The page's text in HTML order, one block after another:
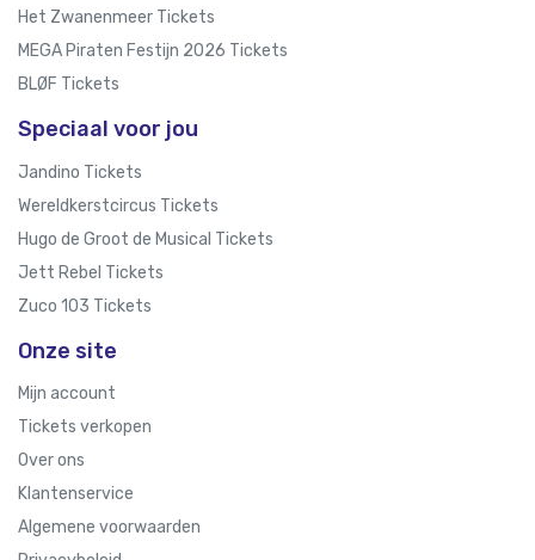
Het Zwanenmeer Tickets
MEGA Piraten Festijn 2026 Tickets
BLØF Tickets
Speciaal voor jou
Jandino Tickets
Wereldkerstcircus Tickets
Hugo de Groot de Musical Tickets
Jett Rebel Tickets
Zuco 103 Tickets
Onze site
Mijn account
Tickets verkopen
Over ons
Klantenservice
Algemene voorwaarden